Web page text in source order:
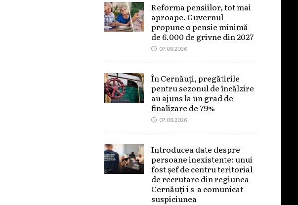
Reforma pensiilor, tot mai
aproape. Guvernul
propune o pensie minimă
de 6.000 de grivne din 2027
07.08.2026
În Cernăuți, pregătirile
pentru sezonul de încălzire
au ajuns la un grad de
finalizare de 79%
07.08.2026
Introducea date despre
persoane inexistente: unui
fost șef de centru teritorial
de recrutare din regiunea
Cernăuți i s-a comunicat
suspiciunea